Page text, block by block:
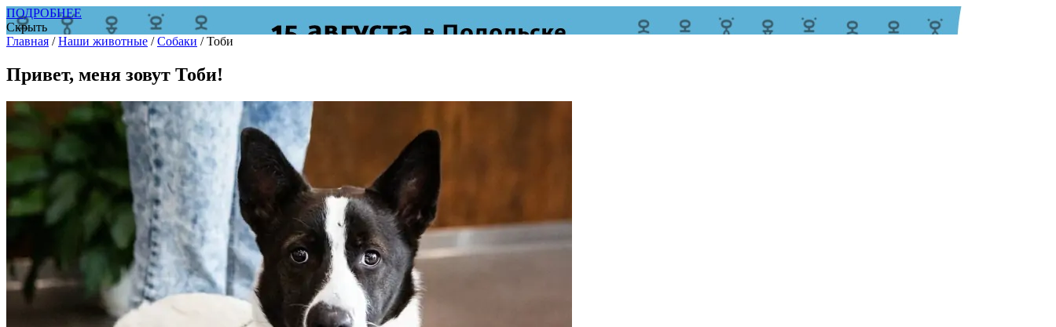
ПОДРОБНЕЕ
Скрыть
Главная / Наши животные / Собаки / Тоби
Привет, меня зовут Тоби!